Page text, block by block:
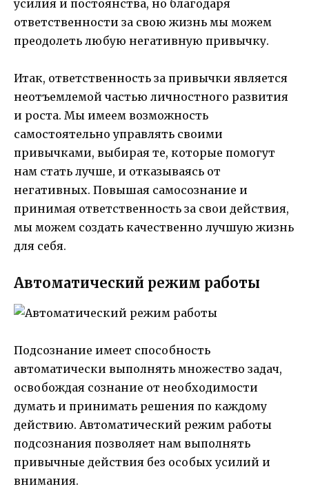
усилия и постоянства, но благодаря
ответственности за свою жизнь мы можем
преодолеть любую негативную привычку.
Итак, ответственность за привычки является
неотъемлемой частью личностного развития
и роста. Мы имеем возможность
самостоятельно управлять своими
привычками, выбирая те, которые помогут
нам стать лучше, и отказываясь от
негативных. Повышая самосознание и
принимая ответственность за свои действия,
мы можем создать качественно лучшую жизнь
для себя.
Автоматический режим работы
Подсознание имеет способность
автоматически выполнять множество задач,
освобождая сознание от необходимости
думать и принимать решения по каждому
действию. Автоматический режим работы
подсознания позволяет нам выполнять
привычные действия без особых усилий и
внимания.